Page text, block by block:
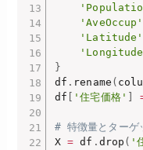
'AveOccup'
'Latitude'
}
df . rename (
df
'住宅価格'
# 特徴量とターゲ
X = df . drop ( '